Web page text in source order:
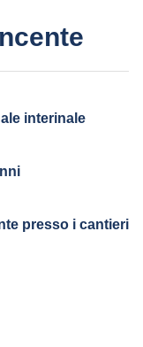
interinale
presso i cantieri